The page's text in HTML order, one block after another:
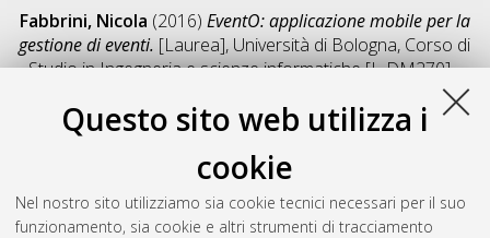
Questo sito web utilizza i
cookie
Nel nostro sito utilizziamo sia cookie tecnici necessari per il suo
funzionamento, sia cookie e altri strumenti di tracciamento
Fabbrini, Nicola (2016) EventO: applicazione mobile per la
gestione di eventi. [Laurea], Università di Bologna, Corso di
Studio inIngegneria e scienze informatiche [L-DM270] -
Salva citazione
Condividi
Il full-text non è disponibile per scelta dell'autore. (
Abstract